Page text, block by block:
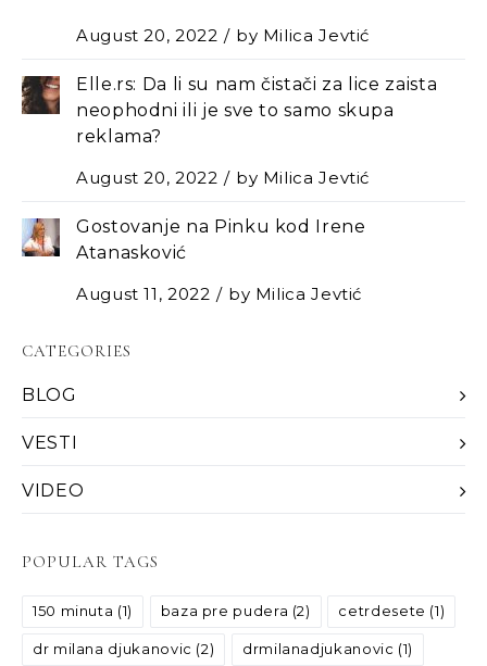
August 20, 2022
by Milica Jevtić
Elle.rs: Da li su nam čistači za lice zaista
neophodni ili je sve to samo skupa
reklama?
August 20, 2022
by Milica Jevtić
Gostovanje na Pinku kod Irene
Atanasković
August 11, 2022
by Milica Jevtić
CATEGORIES
BLOG
VESTI
VIDEO
POPULAR TAGS
150 minuta (1) baza pre pudera (2) cetrdesete (1)
dr milana djukanovic (2) drmilanadjukanovic (1)